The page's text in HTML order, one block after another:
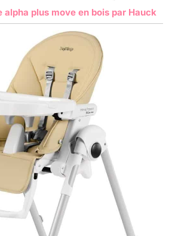
alpha plus move en bois par Hauck